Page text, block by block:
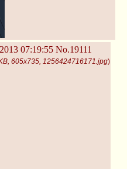
07:19:55 No.19111
605x735, 1256424716171.jpg)